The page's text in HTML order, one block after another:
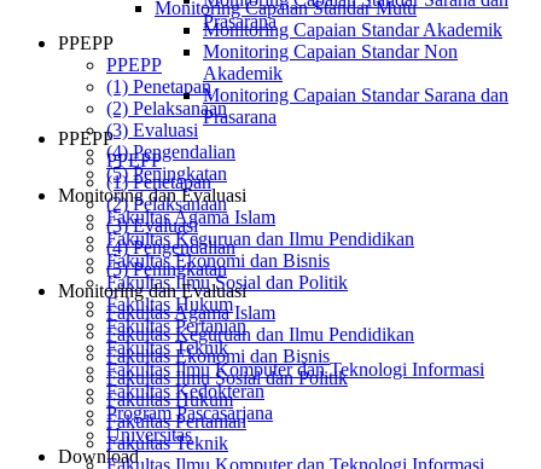
Prasarana
PPEPP
PPEPP
(1) Penetapan
(2) Pelaksanaan
(3) Evaluasi
(4) Pengendalian
(5) Peningkatan
Monitoring dan Evaluasi
Fakultas Agama Islam
Fakultas Keguruan dan Ilmu Pendidikan
Fakultas Ekonomi dan Bisnis
Fakultas Ilmu Sosial dan Politik
Fakultas Hukum
Fakultas Pertanian
Fakultas Teknik
Fakultas Ilmu Komputer dan Teknologi Informasi
Fakultas Kedokteran
Program Pascasarjana
Universitas
Download
Monitoring Capaian Standar Mutu
Monitoring Capaian Standar Akademik
Monitoring Capaian Standar Non
Akademik
Monitoring Capaian Standar Sarana dan
Prasarana
PPEPP
PPEPP
(1) Penetapan
(2) Pelaksanaan
(3) Evaluasi
(4) Pengendalian
(5) Peningkatan
Monitoring dan Evaluasi
Fakultas Agama Islam
Fakultas Keguruan dan Ilmu Pendidikan
Fakultas Ekonomi dan Bisnis
Fakultas Ilmu Sosial dan Politik
Fakultas Hukum
Fakultas Pertanian
Fakultas Teknik
Fakultas Ilmu Komputer dan Teknologi Informasi